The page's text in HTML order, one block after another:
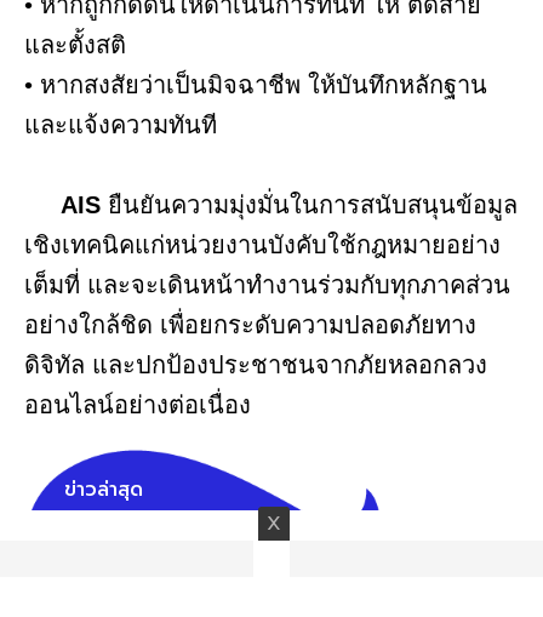
และตั้งสติ
• หากสงสัยว่าเป็นมิจฉาชีพ ให้บันทึกหลักฐาน
และแจ้งความทันที
AIS ยืนยันความมุ่งมั่นในการสนับสนุนข้อมูล
เชิงเทคนิคแก่หน่วยงานบังคับใช้กฎหมายอย่าง
เต็มที่ และจะเดินหน้าทำงานร่วมกับทุกภาคส่วน
อย่างใกล้ชิด เพื่อยกระดับความปลอดภัยทาง
ดิจิทัล และปกป้องประชาชนจากภัยหลอกลวง
ออนไลน์อย่างต่อเนื่อง
ข่าวล่าสุด